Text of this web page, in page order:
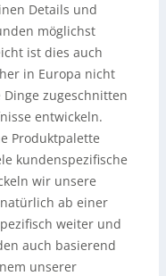
Details und
möglichst
ist dies auch
in Europa nicht
zugeschnitten
entwickeln.
Produktpalette
kundenspezifische
wir unsere
ab einer
weiter und
auch basierend
unserer